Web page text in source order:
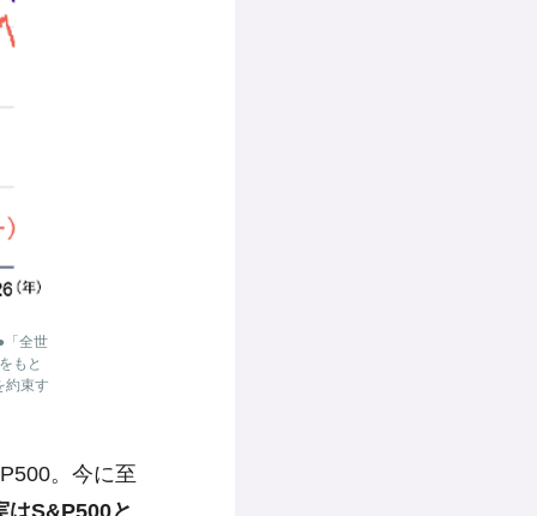
「全世
もと
約束す
。今に至